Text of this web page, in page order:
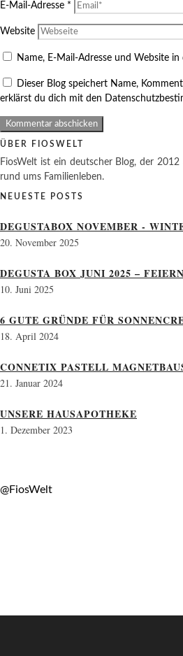
E-Mail-Adresse *
Website
Name, E-Mail-Adresse und Website
Dieser Blog speichert Name,
erklärst du dich mit den
ÜBER FIOSWELT
FiosWelt ist ein deutscher Blog, der
rund ums Familienleben.
NEUESTE POSTS
DEGUSTABOX NOVEMBER -
20. November 2025
DEGUSTA BOX JUNI 2025 –
10. Juni 2025
6 GUTE GRÜNDE FÜR
18. April 2024
CONNETIX PASTELL
21. Januar 2024
UNSERE HAUSAPOTHEKE
1. Dezember 2023
@FiosWelt